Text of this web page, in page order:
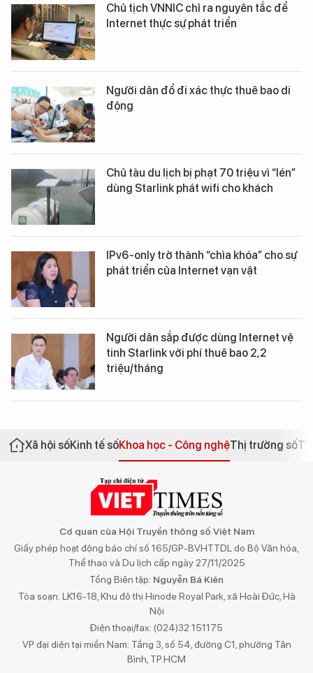
Chủ tịch VNNIC chỉ ra nguyên tắc để
Internet thực sự phát triển
Người dân đổ đi xác thực thuê bao di
động
Chủ tàu du lịch bị phạt 70 triệu vì “lén”
dùng Starlink phát wifi cho khách
IPv6-only trở thành “chìa khóa” cho sự
phát triển của Internet vạn vật
Người dân sắp được dùng Internet vệ
tinh Starlink với phí thuê bao 2,2
triệu/tháng
Xã hội sốKinh tế sốKhoa học - Công nghệThị trường số
Cơ quan của Hội Truyền thông số Việt Nam
Giấy phép hoạt động báo chí số 165/GP-BVHTTDL do Bộ Văn hóa,
Thể thao và Du lịch cấp ngày 27/11/2025
Tổng Biên tập: Nguyễn Bá Kiên
Tòa soạn: LK16-18, Khu đô thị Hinode Royal Park, xã Hoài Đức, Hà
Nội
Điện thoại/fax: (024)32 151175
VP đại diện tại miền Nam: Tầng 3, số 54, đường C1, phường Tân
Bình, TP.HCM